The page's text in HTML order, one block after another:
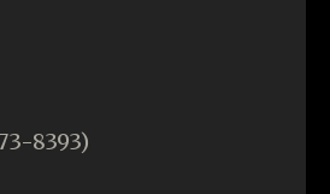
8393)